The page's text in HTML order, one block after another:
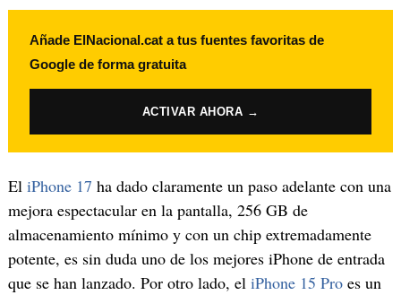
Añade ElNacional.cat a tus fuentes favoritas de
Google de forma gratuita
ACTIVAR AHORA →
El iPhone 17 ha dado claramente un paso adelante con una
mejora espectacular en la pantalla, 256 GB de
almacenamiento mínimo y con un chip extremadamente
potente, es sin duda uno de los mejores iPhone de entrada
que se han lanzado. Por otro lado, el iPhone 15 Proes un